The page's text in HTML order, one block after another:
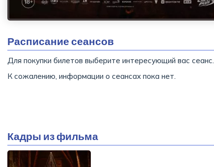
Расписание сеансов
Для покупки билетов выберите интересующий вас сеанс.
К сожалению, информации о сеансах пока нет.
Кадры из фильма